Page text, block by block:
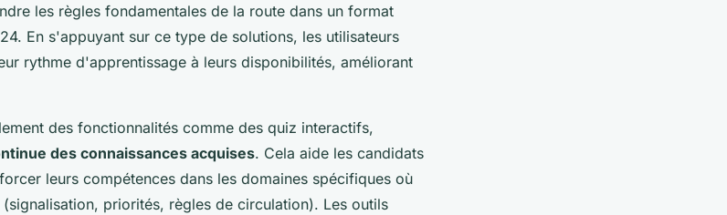
les règles fondamentales de la route dans un format
En s'appuyant sur ce type de solutions, les utilisateurs
rythme d'apprentissage à leurs disponibilités, améliorant
des fonctionnalités comme des quiz interactifs,
des connaissances acquises. Cela aide les candidats
leurs compétences dans les domaines spécifiques où
priorités, règles de circulation). Les outils